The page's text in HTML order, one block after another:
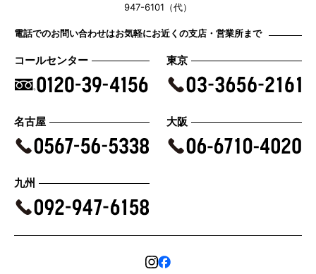
947-6101（代）
電話でのお問い合わせはお気軽にお近くの支店・営業所まで
コールセンター 東京
名古屋 大阪
九州